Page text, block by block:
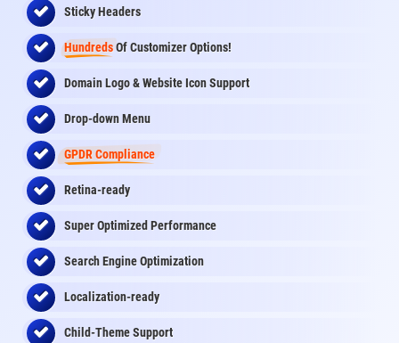
Sticky Headers
HundredsOf Customizer Options!
Domain Logo & Website Icon Support
Drop-down Menu
GPDR Compliance
Retina-ready
Super Optimized Performance
Search Engine Optimization
Localization-ready
Child-Theme Support